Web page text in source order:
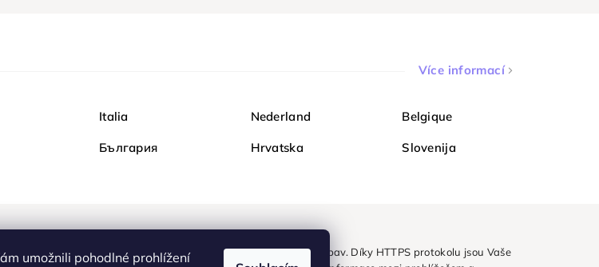
umožnili pohodlné prohlížení
Více informací
Italia Nederland Belgique
България Hrvatska Slovenija
Nakupujte na Diamondi bezpečně a bez obav. Díky HTTPS protokolu jsou Vaše